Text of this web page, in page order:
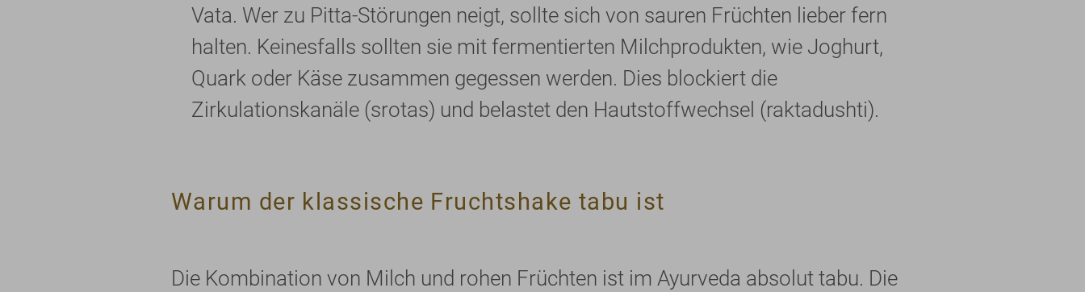
Vata. Wer zu Pitta-Störungen neigt, sollte sich von sauren Früchten lieber fern
halten. Keinesfalls sollten sie mit fermentierten Milchprodukten, wie Joghurt,
Quark oder Käse zusammen gegessen werden. Dies blockiert die
Zirkulationskanäle (srotas) und belastet den Hautstoffwechsel (raktadushti).
Warum der klassische Fruchtshake tabu ist
Die Kombination von Milch und rohen Früchten ist im Ayurveda absolut tabu. Die